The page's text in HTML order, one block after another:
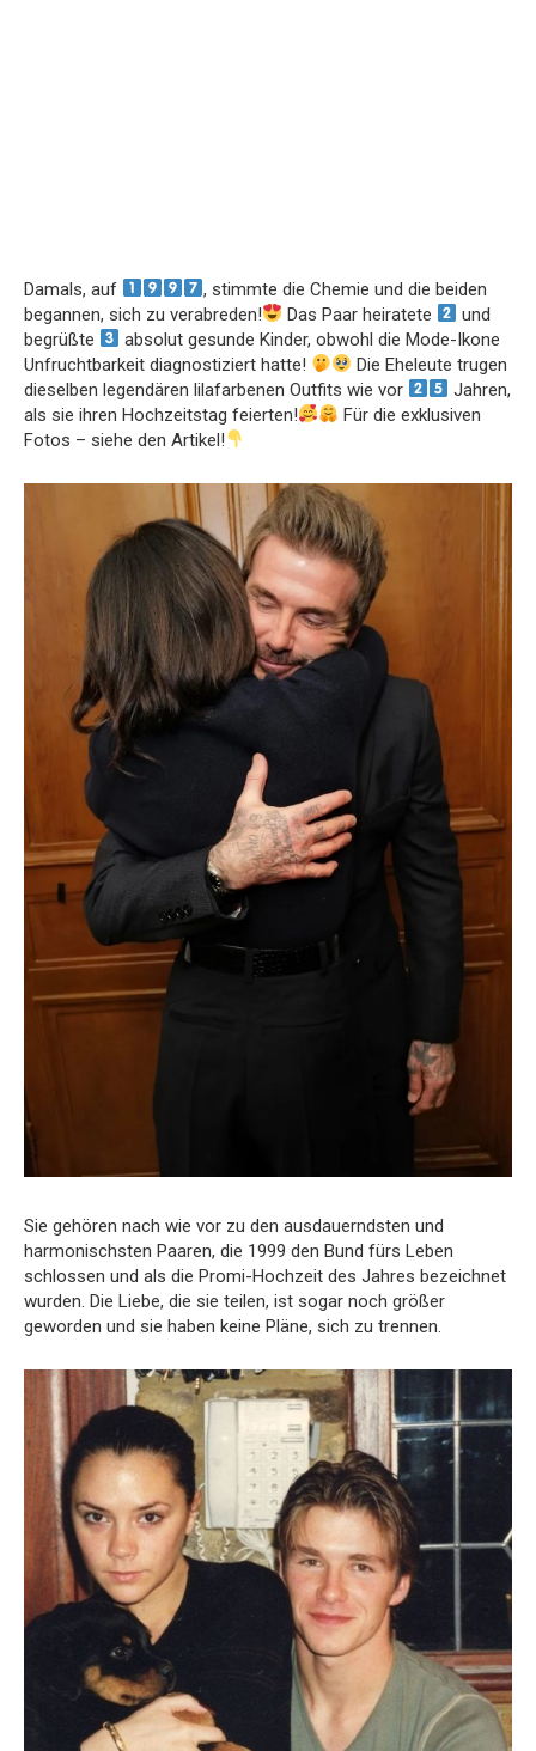
Damals, auf
, stimmte die Chemie und die beiden
begannen, sich zu verabreden!
Das Paar heiratete
und
begrüßte
absolut gesunde Kinder, obwohl die Mode-Ikone
Unfruchtbarkeit diagnostiziert hatte!
Die Eheleute trugen
dieselben legendären lilafarbenen Outfits wie vor
Jahren,
als sie ihren Hochzeitstag feierten!
Für die exklusiven
Fotos – siehe den Artikel!
Sie gehören nach wie vor zu den ausdauerndsten und
harmonischsten Paaren, die 1999 den Bund fürs Leben
schlossen und als die Promi-Hochzeit des Jahres bezeichnet
wurden. Die Liebe, die sie teilen, ist sogar noch größer
geworden und sie haben keine Pläne, sich zu trennen.